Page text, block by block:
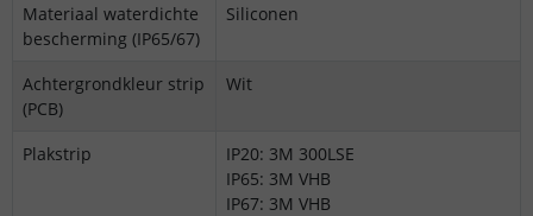
Materiaal waterdichte
bescherming (IP65/67)
Siliconen
Achtergrondkleur strip
(PCB)
Wit
Plakstrip
IP20: 3M 300LSE
IP65: 3M VHB
IP67: 3M VHB